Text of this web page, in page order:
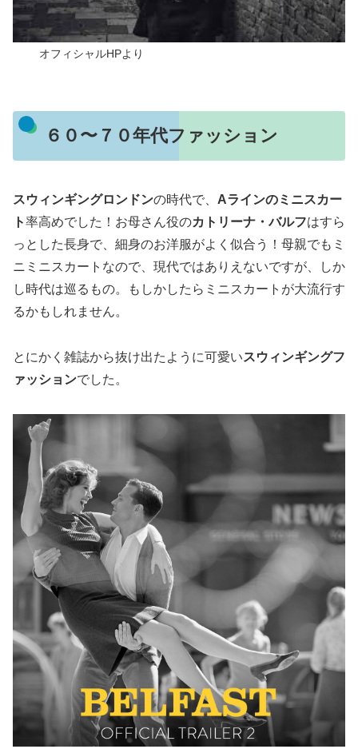
オフィシャルHPより
６０〜７０年代ファッション
スウィンギングロンドンの時代で、 Aラインのミニスカー
ト率高めでした！お母さん役のカトリーナ・バルフはすら
っとした長身で、細身のお洋服がよく似合う！母親でもミ
ニミニスカートなので、現代ではありえないですが、しか
し時代は巡るもの。もしかしたらミニスカートが大流行す
るかもしれません。
とにかく雑誌から抜け出たように可愛いスウィンギングフ
ァッションでした。